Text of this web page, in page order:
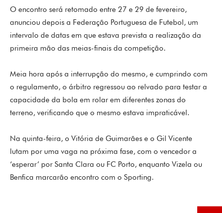
O encontro será retomado entre 27 e 29 de fevereiro,
anunciou depois a Federação Portuguesa de Futebol, um
intervalo de datas em que estava prevista a realização da
primeira mão das meias-finais da competição.
Meia hora após a interrupção do mesmo, e cumprindo com
o regulamento, o árbitro regressou ao relvado para testar a
capacidade da bola em rolar em diferentes zonas do
terreno, verificando que o mesmo estava impraticável.
Na quinta-feira, o Vitória de Guimarães e o Gil Vicente
lutam por uma vaga na próxima fase, com o vencedor a
‘esperar’ por Santa Clara ou FC Porto, enquanto Vizela ou
Benfica marcarão encontro com o Sporting.